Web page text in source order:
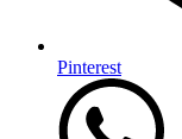
Pinterest